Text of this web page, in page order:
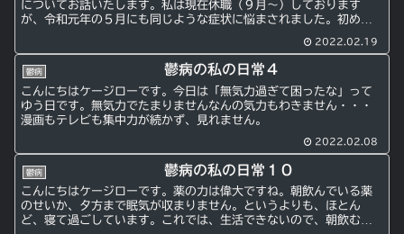
についてお話いたします。私は現在休職（９月〜）しております
が、令和元年の５月にも同じような症状に悩まされました。初めて
2022.02.19
鬱病 鬱病の私の日常４
こんにちはケージローです。今日は「無気力過ぎて困ったな」って
ゆう日です。無気力でたまりませんなんの気力もわきません・・・
漫画もテレビも集中力が続かず、見れません。
2022.02.08
鬱病 鬱病の私の日常１０
こんにちはケージローです。薬の力は偉大ですね。朝飲んでいる薬
のせいか、夕方まで眠気が収まりません。というよりも、ほとん
ど、寝て過ごしています。これでは、生活できないので、朝飲む薬